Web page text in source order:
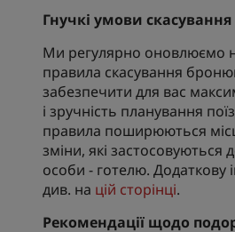
Гнучкі умови скасування
Ми регулярно оновлюємо
правила скасування
забезпечити для вас
і зручність планування
правила поширюються
зміни, які застосовуються
особи - готелю. Додаткову
див. на цій сторінці.
Рекомендації щодо